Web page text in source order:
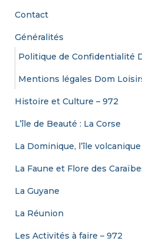
Contact
Généralités
Politique de Confidentialité
Mentions légales Dom
Histoire et Culture – 972
L’île de Beauté : La Corse
La Dominique, l’île
La Faune et Flore des
La Guyane
La Réunion
Les Activités à faire – 972